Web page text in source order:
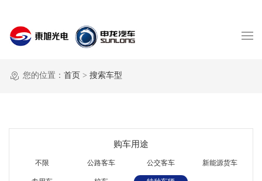
您的位置： 首页 > 搜索车型
购车用途
不限 公路客车 公交客车 新能源货车